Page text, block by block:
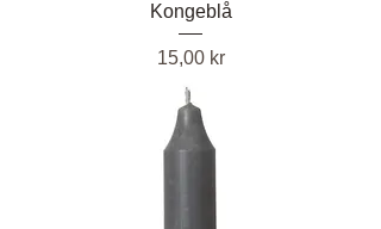
Kongeblå
Pris
15,00 kr